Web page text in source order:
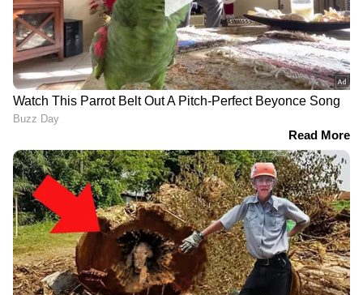
പ്രണയകഥ തുറന്നു പറഞ്ഞ് വി കെ
ശ്രീകണ്ഠൻ എംപിയും മന്ത്രിയും
ഭാര്യയുമായ കെ എ തുളസിയും
സിപിഎമ്മിന്റെ സൈബർ പോരാളി;